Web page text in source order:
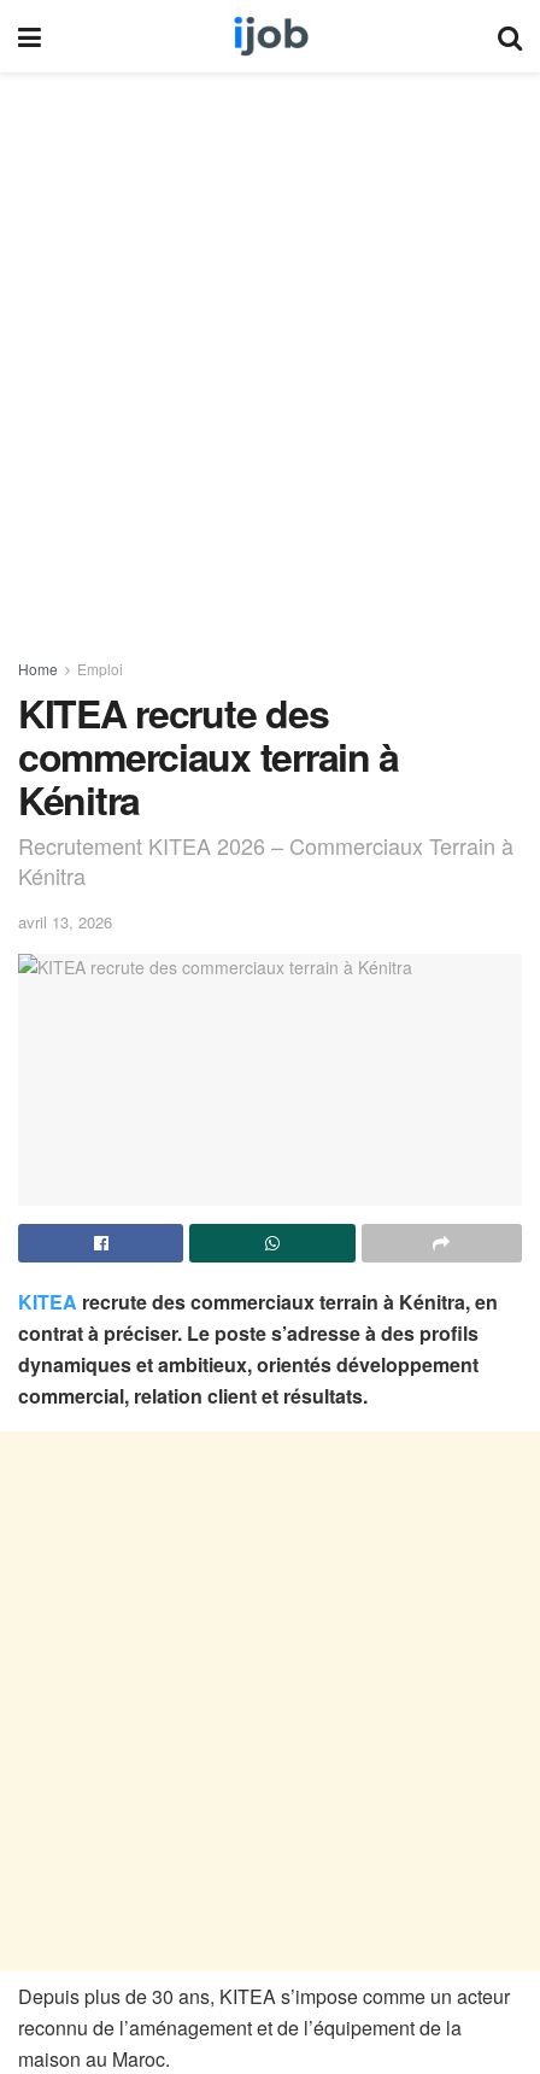
Home Emploi
KITEA recrute des
commerciaux terrain à
Kénitra
Recrutement KITEA 2026 – Commerciaux Terrain à
Kénitra
avril 13, 2026
KITEA recrute des commerciaux terrain à Kénitra, en
contrat à préciser. Le poste s’adresse à des profils
dynamiques et ambitieux, orientés développement
commercial, relation client et résultats.
Depuis plus de 30 ans, KITEA s’impose comme un acteur
reconnu de l’aménagement et de l’équipement de la
maison au Maroc.